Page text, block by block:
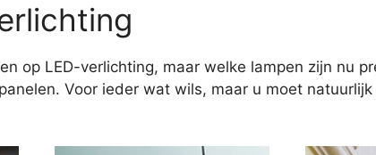
op LED-verlichting, maar welke lampen zijn nu
Voor ieder wat wils, maar u moet